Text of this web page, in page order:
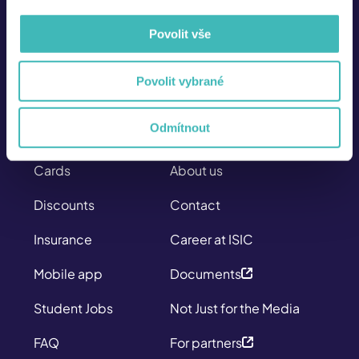
Povolit vše
Povolit vybrané
Odmítnout
info@isic.cz
Mo - Fr
SITEMAP
Cards
Discounts
Insurance
Mobile app
Student Jobs
FAQ
ABOUT US
About us
Contact
Career at ISIC
Documents
Not Just for the Media
For partners